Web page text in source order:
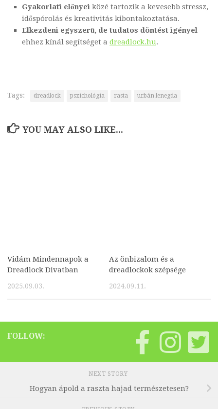
Gyakorlati előnyei közé tartozik a kevesebb stressz,
időspórolás és kreativitás kibontakoztatása.
Elkezdeni egyszerű, de tudatos döntést igényel –
ehhez kínál segítséget a dreadlock.hu.
Tags: dreadlock pszichológia rasta urbán lenegda
YOU MAY ALSO LIKE...
Vidám Mindennapok a
Dreadlock Divatban
2025.09.03.
Az önbizalom és a
dreadlockok szépsége
2024.09.11.
FOLLOW:
NEXT STORY
Hogyan ápold a raszta hajad természetesen?